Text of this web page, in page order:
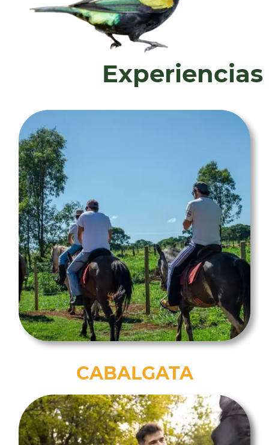
Experiencias
CABALGATA